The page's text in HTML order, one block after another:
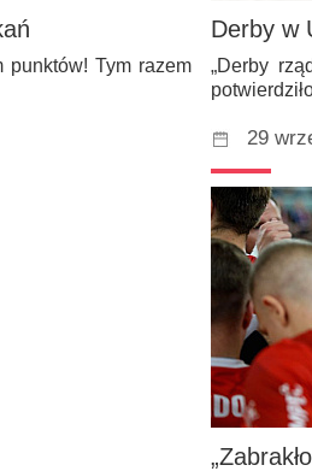
punktów! Tym razem
Derby w
„Derby
29